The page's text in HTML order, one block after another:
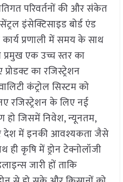
परिवर्तनों की और संकेत
इंसेक्टिसाइड बोर्ड एंड
प्रणाली में समय के साथ
एक उच्च स्तर का
का रजिस्ट्रेशन
कंट्रोल सिस्टम को
रजिस्ट्रेशन के लिए नई
हो जिसमें निवेश, न्यूनतम,
देश में इनकी आवश्यकता जैसे
ही कृषि में ड्रोन टेक्नोलॉजी
जारी हों ताकि